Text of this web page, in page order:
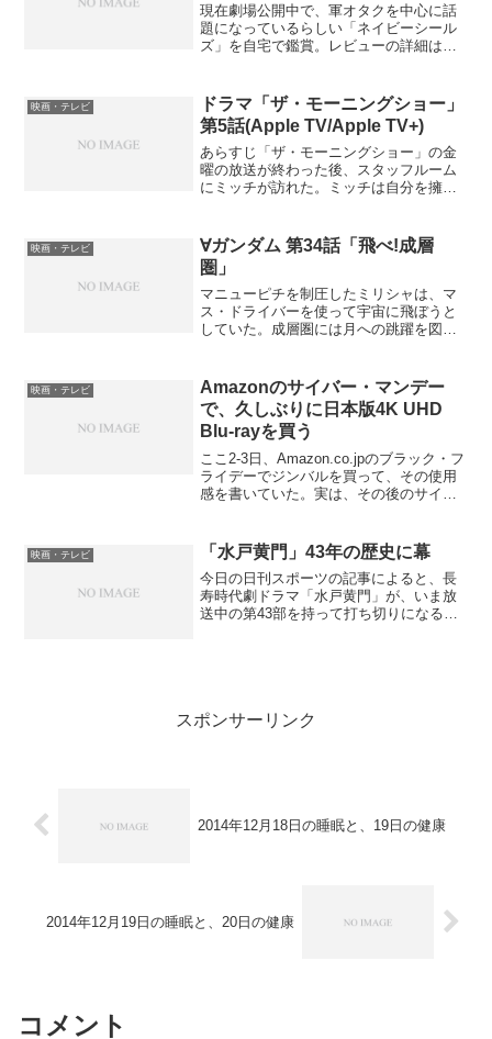
現在劇場公開中で、軍オタクを中心に話
題になっているらしい「ネイビーシール
ズ」を自宅で鑑賞。レビューの詳細は、
照のこと。こういう映画に関してはや...
映画・テレビ
ドラマ「ザ・モーニングショー」
第5話(Apple TV/Apple TV+)
あらすじ「ザ・モーニングショー」の金
曜の放送が終わった後、スタッフルーム
にミッチが訪れた。ミッチは自分を擁護
局を去り、局の上層部は新たな問題に直
面していた。ニューヨーク...
映画・テレビ
∀ガンダム 第34話「飛べ!成層
圏」
マニューピチを制圧したミリシャは、マ
ス・ドライバーを使って宇宙に飛ぼうと
していた。成層圏には月への跳躍を図る
ある。それを察知したアグリッパー・メ
ンテナーのミドガルドはデ...
映画・テレビ
Amazonのサイバー・マンデー
で、久しぶりに日本版4K UHD
Blu-rayを買う
ここ2-3日、Amazon.co.jpのブラック・フ
ライデーでジンバルを買って、その使用
感を書いていた。実は、その後のサイバ
つで、「スター・トレック」ケ...
映画・テレビ 「水戸黄門」43年の歴史に幕
今日の日刊スポーツの記事によると、長
寿時代劇ドラマ「水戸黄門」が、いま放
送中の第43部を持って打ち切りになると
スポンサーリンク
2014年12月18日の睡眠と、19日の健康
2014年12月19日の睡眠と、20日の健康
コメント